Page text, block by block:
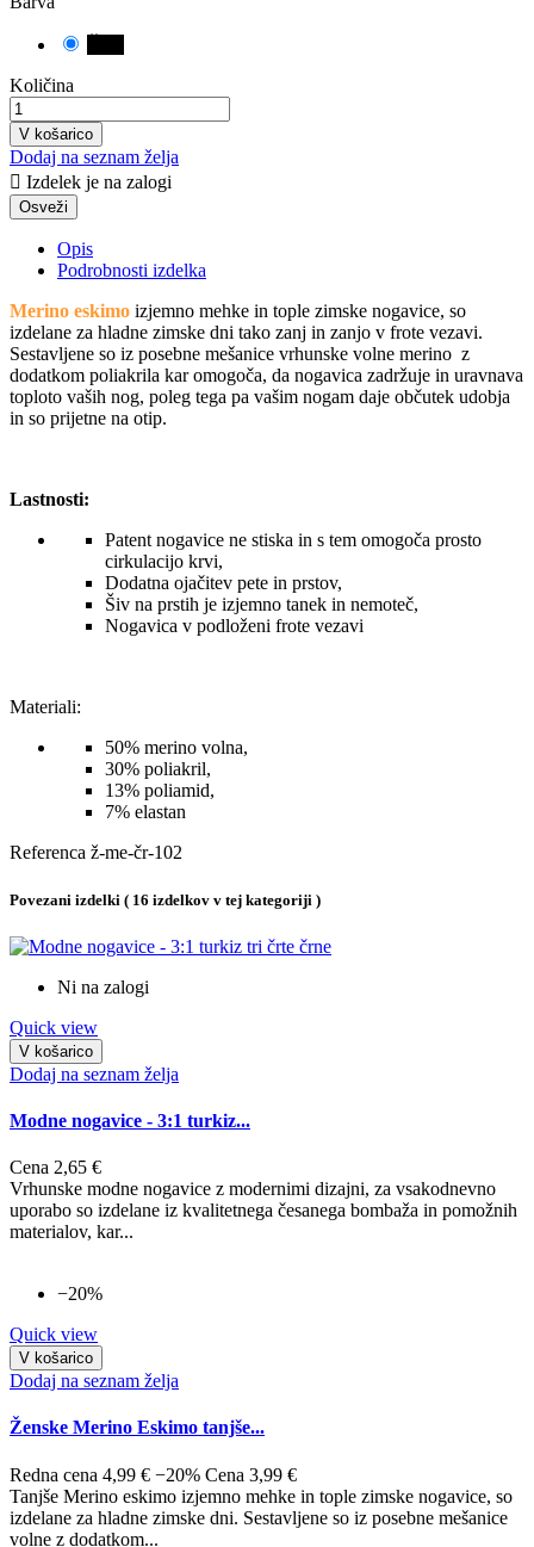
Količina
V košarico
Dodaj na seznam želja
 Izdelek je na zalogi
Opis
Podrobnosti izdelka
Merino eskimo izjemno mehke in tople zimske nogavice, so
izdelane za hladne zimske dni tako zanj in zanjo v frote vezavi.
Sestavljene so iz posebne mešanice vrhunske volne merino z
dodatkom poliakrila kar omogoča, da nogavica zadržuje in uravnava
toploto vaših nog, poleg tega pa vašim nogam daje občutek udobja
in so prijetne na otip.
Lastnosti:
Patent nogavice ne stiska in s tem omogoča prosto
cirkulacijo krvi,
Dodatna ojačitev pete in prstov,
Šiv na prstih je izjemno tanek in nemoteč,
Nogavica v podloženi frote vezavi
Materiali:
50% merino volna,
30% poliakril,
13% poliamid,
7% elastan
Referenca ž-me-čr-102
Povezani izdelki ( 16 izdelkov v tej kategoriji )
Ni na zalogi
Quick view
V košarico
Dodaj na seznam želja
Modne nogavice - 3:1 turkiz...
Cena 2,65 €
Vrhunske modne nogavice z modernimi dizajni, za vsakodnevno
uporabo so izdelane iz kvalitetnega česanega bombaža in pomožnih
materialov, kar...
−20%
Quick view
V košarico
Dodaj na seznam želja
Ženske Merino Eskimo tanjše...
Redna cena 4,99 € −20% Cena 3,99 €
Tanjše Merino eskimo izjemno mehke in tople zimske nogavice, so
izdelane za hladne zimske dni. Sestavljene so iz posebne mešanice
volne z dodatkom...